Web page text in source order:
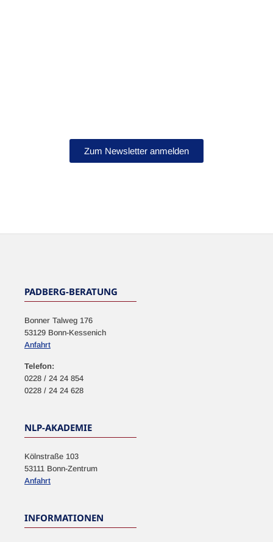
Zum Newsletter anmelden
NEWSLETTER
PADBERG-BERATUNG
Bonner Talweg 176
53129 Bonn-Kessenich
Anfahrt
Telefon:
0228 / 24 24 854
0228 / 24 24 628
NLP-AKADEMIE
Kölnstraße 103
53111 Bonn-Zentrum
Anfahrt
INFORMATIONEN